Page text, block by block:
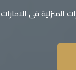
المنزلية فى الامارات